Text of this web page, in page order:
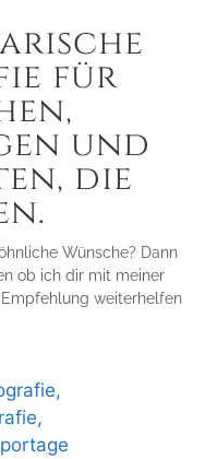
für
und
die
Wünsche? Dann
ob ich dir mit meiner
weiterhelfen